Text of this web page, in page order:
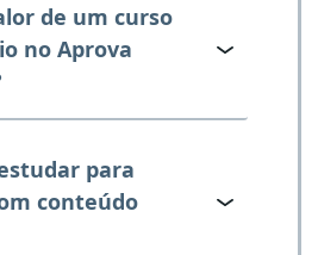
de um curso
no Aprova
para
conteúdo